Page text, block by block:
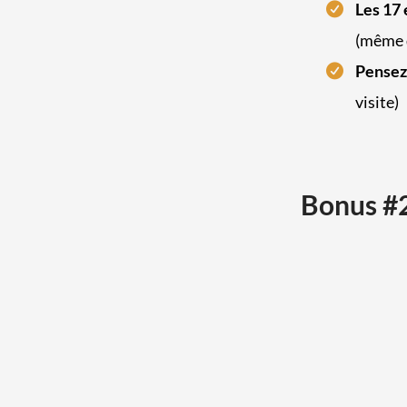
Les
visite)
Bonus